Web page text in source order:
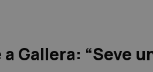
Gallera: “Seve